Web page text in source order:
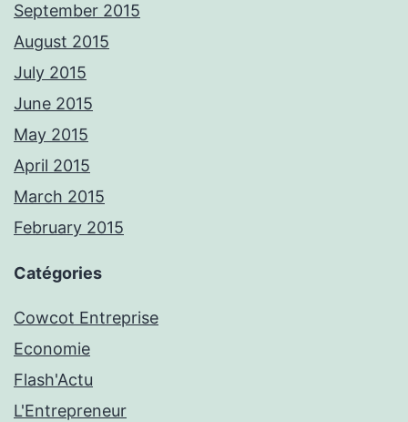
September 2015
August 2015
July 2015
June 2015
May 2015
April 2015
March 2015
February 2015
Catégories
Cowcot Entreprise
Economie
Flash'Actu
L'Entrepreneur